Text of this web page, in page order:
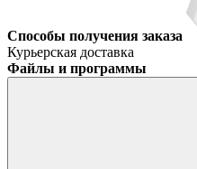
Способы получения заказа
Курьерская доставка
Файлы и программы